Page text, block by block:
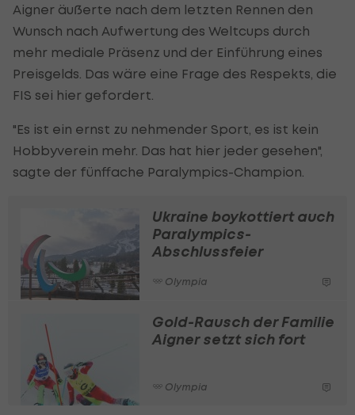
Aigner äußerte nach dem letzten Rennen den
Wunsch nach Aufwertung des Weltcups durch
mehr mediale Präsenz und der Einführung eines
Preisgelds. Das wäre eine Frage des Respekts, die
FIS sei hier gefordert.
"Es ist ein ernst zu nehmender Sport, es ist kein
Hobbyverein mehr. Das hat hier jeder gesehen",
sagte der fünffache Paralympics-Champion.
Ukraine boykottiert auch
Paralympics-
Abschlussfeier
Olympia
Gold-Rausch der Familie
Aigner setzt sich fort
Olympia